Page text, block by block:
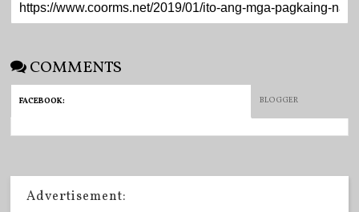
COMMENTS
FACEBOOK: BLOGGER
Advertisement: